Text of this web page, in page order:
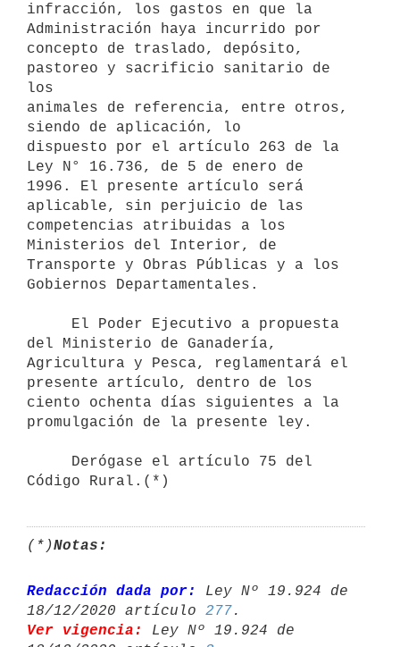
infracción, los gastos en que la
Administración haya incurrido por
concepto de traslado, depósito,
pastoreo y sacrificio sanitario de
los
animales de referencia, entre otros,
siendo de aplicación, lo
dispuesto por el artículo 263 de la
Ley N° 16.736, de 5 de enero de
1996. El presente artículo será
aplicable, sin perjuicio de las
competencias atribuidas a los
Ministerios del Interior, de
Transporte y Obras Públicas y a los
Gobiernos Departamentales.
del Ministerio de Ganadería,
Agricultura y Pesca, reglamentará el
presente artículo, dentro de los
ciento ochenta días siguientes a la
promulgación de la presente ley.
(*)Notas:
Redacción dada por:
Ley Nº 19.924 de
18/12/2020 artículo 277
Ver vigencia:
Ley Nº 19.924 de